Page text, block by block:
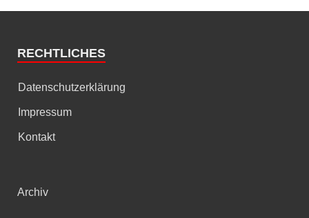
RECHTLICHES
Datenschutzerklärung
Impressum
Kontakt
Archiv